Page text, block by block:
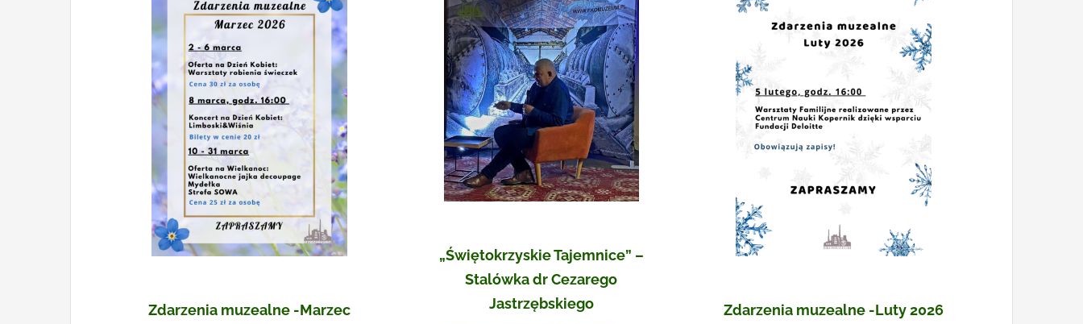
Zdarzenia muzealne -Marzec
„Świętokrzyskie Tajemnice” –
Stalówka dr Cezarego
Jastrzębskiego
Zdarzenia muzealne -Luty 2026